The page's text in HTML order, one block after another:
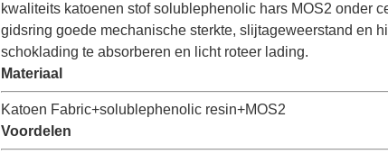
kwaliteits katoenen stof solublephenolic hars MOS2 onder
gidsring goede mechanische sterkte, slijtageweerstand en
schoklading te absorberen en licht roteer lading.
Materiaal
Katoen Fabric+solublephenolic resin+MOS2
Voordelen